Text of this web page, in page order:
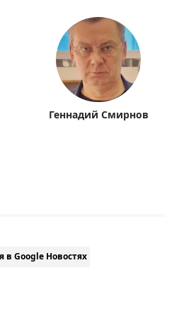
Геннадий Смирнов
в Google Новостях